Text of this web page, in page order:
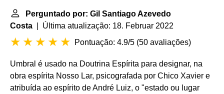
Perguntado por: Gil Santiago Azevedo
Costa | Última atualização: 18. Februar 2022
Pontuação: 4.9/5 (50 avaliações)
Umbral é usado na Doutrina Espírita para designar, na
obra espírita Nosso Lar, psicografada por Chico Xavier e
atribuída ao espírito de André Luiz, o "estado ou lugar